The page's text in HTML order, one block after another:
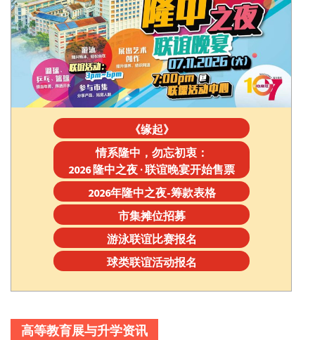
《缘起》
情系隆中，勿忘初衷：
2026 隆中之夜 · 联谊晚宴开始售票
2026年隆中之夜-筹款表格
市集摊位招募
游泳联谊比赛报名
球类联谊活动报名
高等教育展与升学资讯